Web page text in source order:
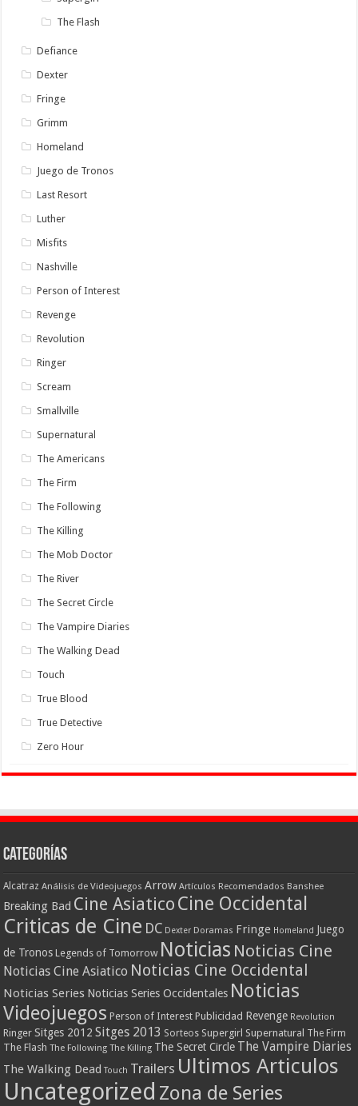
The Flash
Defiance
Dexter
Fringe
Grimm
Homeland
Juego de Tronos
Last Resort
Luther
Misfits
Nashville
Person of Interest
Revenge
Revolution
Ringer
Scream
Smallville
Supernatural
The Americans
The Firm
The Following
The Killing
The Mob Doctor
The River
The Secret Circle
The Vampire Diaries
The Walking Dead
Touch
True Blood
True Detective
Zero Hour
Categorías
Alcatraz Análisis de Videojuegos Arrow Artículos Recomendados Banshee
Breaking Bad Cine AsiaticoCine Occidental
Criticas de Cine DC Dexter Doramas Fringe Homeland Juego
de Tronos Legends of Tomorrow Noticias Noticias Cine
Noticias Cine Asiatico Noticias Cine Occidental
Noticias Series Noticias Series Occidentales Noticias
Videojuegos Person of Interest Publicidad Revenge Revolution
Ringer Sitges 2012 Sitges 2013 Sorteos Supergirl Supernatural The Firm
The Flash The Following The Killing The Secret Circle The Vampire Diaries
The Walking Dead Touch Trailers Ultimos Articulos
Uncategorized Zona de Series